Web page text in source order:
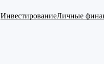
ИнвестированиеЛичные